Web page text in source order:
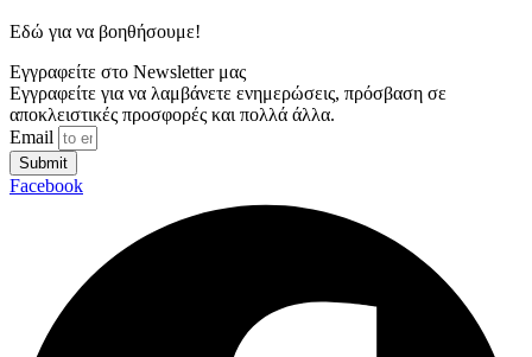
Εδώ για να βοηθήσουμε!
Εγγραφείτε στο Newsletter μας
Εγγραφείτε για να λαμβάνετε ενημερώσεις, πρόσβαση σε
αποκλειστικές προσφορές και πολλά άλλα.
Email
Submit
Facebook